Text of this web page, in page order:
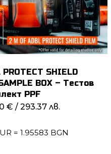
PROTECT SHIELD
BOX – Тестов
PPF
€ / 293.37 лв.
= 1.95583 BGN